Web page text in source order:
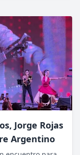
Jorge Rojas
Argentino